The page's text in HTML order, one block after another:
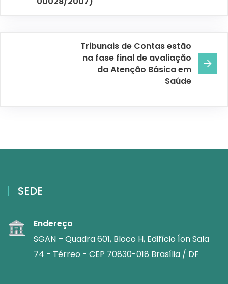
Tribunais de Contas estão
na fase final de avaliação
da Atenção Básica em
Saúde
SEDE
Endereço
SGAN – Quadra 601, Bloco H, Edifício Íon Sala
74 - Térreo - CEP 70830-018 Brasília / DF